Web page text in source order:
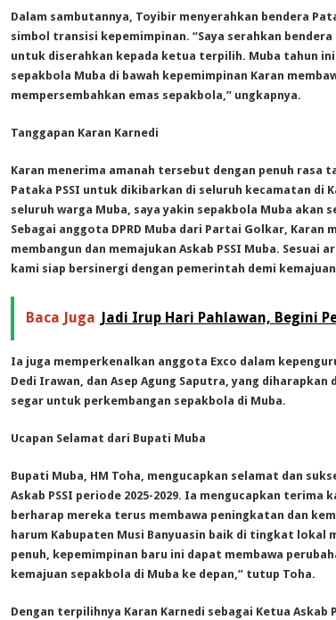
Dalam sambutannya, Toyibir menyerahkan bendera
simbol transisi kepemimpinan. “Saya serahkan bendera
untuk diserahkan kepada ketua terpilih. Muba tahun
sepakbola Muba di bawah kepemimpinan Karan
mempersembahkan emas sepakbola,” ungkapnya.
Tanggapan Karan Karnedi
Karan menerima amanah tersebut dengan penuh rasa
Pataka PSSI untuk dikibarkan di seluruh kecamatan di
seluruh warga Muba, saya yakin sepakbola Muba akan
Sebagai anggota DPRD Muba dari Partai Golkar, Karan
membangun dan memajukan Askab PSSI Muba. Sesuai
kami siap bersinergi dengan pemerintah demi kemajuan
Baca Juga Jadi Irup Hari Pahlawan, Begini
Ia juga memperkenalkan anggota Exco dalam
Dedi Irawan, dan Asep Agung Saputra, yang
segar untuk perkembangan sepakbola di Muba.
Ucapan Selamat dari Bupati Muba
Bupati Muba, HM Toha, mengucapkan selamat dan
Askab PSSI periode 2025-2029. Ia mengucapkan terima
berharap mereka terus membawa peningkatan dan
harum Kabupaten Musi Banyuasin baik di tingkat lokal
penuh, kepemimpinan baru ini dapat membawa
kemajuan sepakbola di Muba ke depan,” tutup Toha.
Dengan terpilihnya Karan Karnedi sebagai Ketua Askab